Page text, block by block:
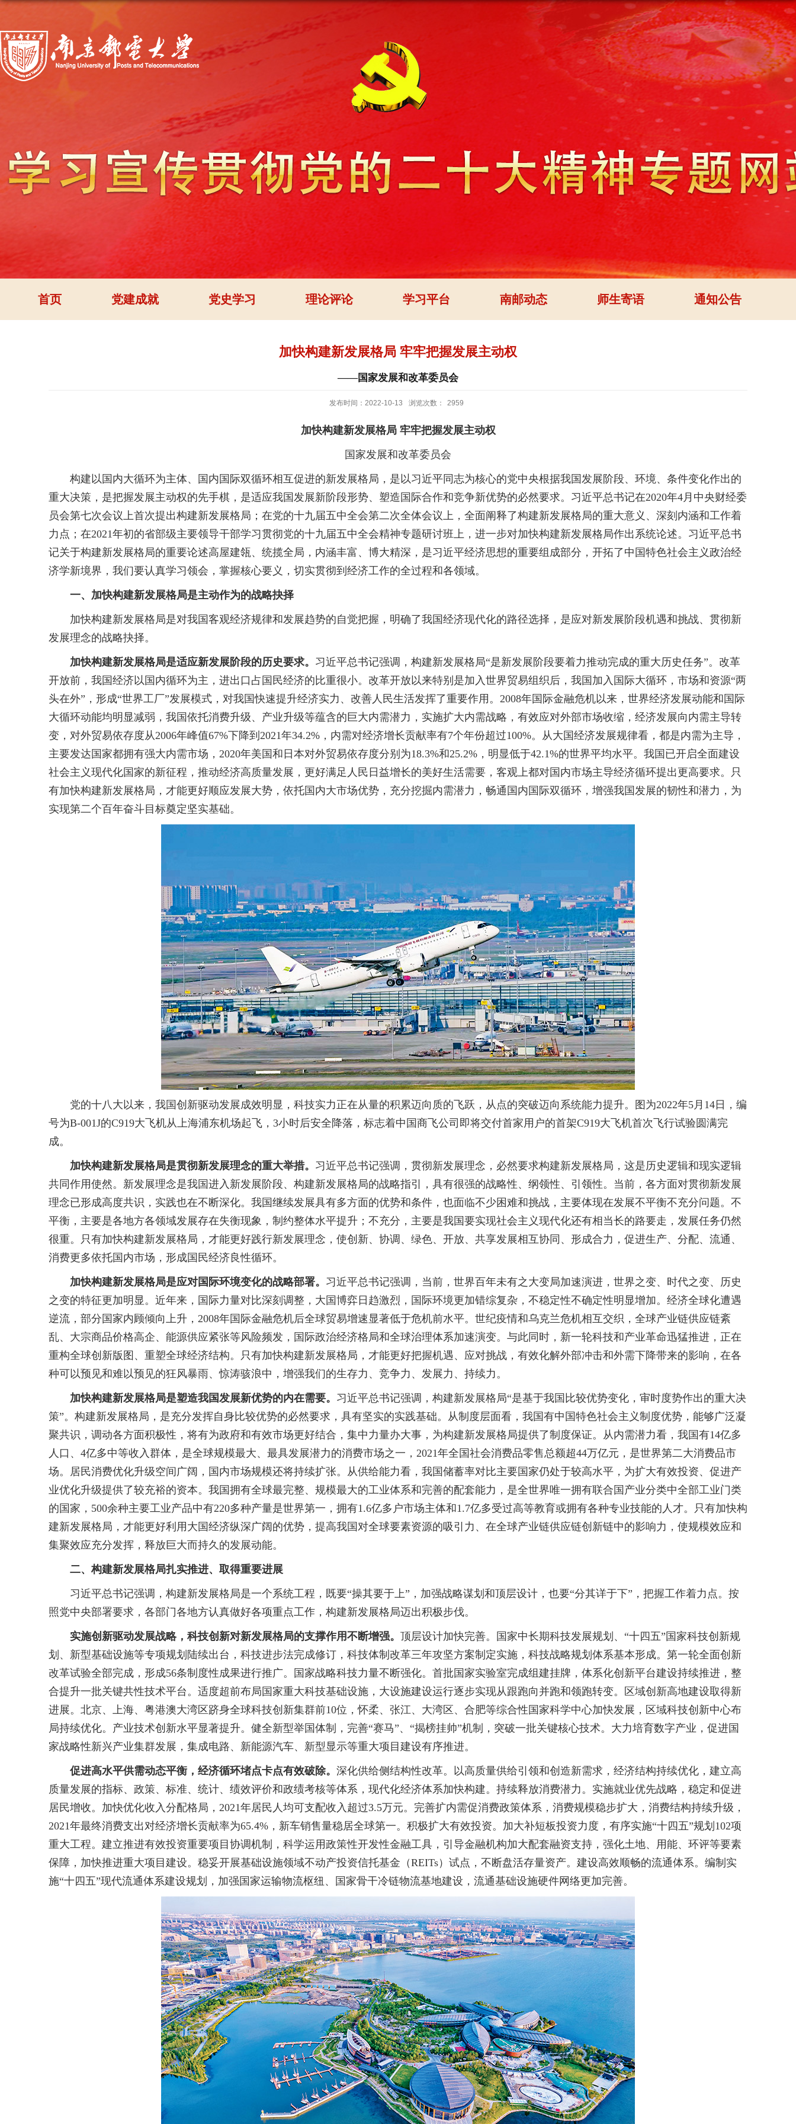
首页 党建成就 党史学习 理论评论 学习平台 南邮动态 师生寄语 通知公告
加快构建新发展格局 牢牢把握发展主动权
——国家发展和改革委员会
发布时间：2022-10-13 浏览次数： 2959
加快构建新发展格局 牢牢把握发展主动权
国家发展和改革委员会
构建以国内大循环为主体、国内国际双循环相互促进的新发展格局，是以习近平同志为核心的党中央根据我国发展阶段、环境、条件变化作出的
重大决策，是把握发展主动权的先手棋，是适应我国发展新阶段形势、塑造国际合作和竞争新优势的必然要求。习近平总书记在2020年4月中央财经委
员会第七次会议上首次提出构建新发展格局；在党的十九届五中全会第二次全体会议上，全面阐释了构建新发展格局的重大意义、深刻内涵和工作着
力点；在2021年初的省部级主要领导干部学习贯彻党的十九届五中全会精神专题研讨班上，进一步对加快构建新发展格局作出系统论述。习近平总书
记关于构建新发展格局的重要论述高屋建瓴、统揽全局，内涵丰富、博大精深，是习近平经济思想的重要组成部分，开拓了中国特色社会主义政治经
济学新境界，我们要认真学习领会，掌握核心要义，切实贯彻到经济工作的全过程和各领域。
一、加快构建新发展格局是主动作为的战略抉择
加快构建新发展格局是对我国客观经济规律和发展趋势的自觉把握，明确了我国经济现代化的路径选择，是应对新发展阶段机遇和挑战、贯彻新
发展理念的战略抉择。
加快构建新发展格局是适应新发展阶段的历史要求。 习近平总书记强调，构建新发展格局“是新发展阶段要着力推动完成的重大历史任务”。改革
开放前，我国经济以国内循环为主，进出口占国民经济的比重很小。改革开放以来特别是加入世界贸易组织后，我国加入国际大循环，市场和资源“两
头在外”，形成“世界工厂”发展模式，对我国快速提升经济实力、改善人民生活发挥了重要作用。2008年国际金融危机以来，世界经济发展动能和国际
大循环动能均明显减弱，我国依托消费升级、产业升级等蕴含的巨大内需潜力，实施扩大内需战略，有效应对外部市场收缩，经济发展向内需主导转
变，对外贸易依存度从2006年峰值67%下降到2021年34.2%，内需对经济增长贡献率有7个年份超过100%。从大国经济发展规律看，都是内需为主导，
主要发达国家都拥有强大内需市场，2020年美国和日本对外贸易依存度分别为18.3%和25.2%，明显低于42.1%的世界平均水平。我国已开启全面建设
社会主义现代化国家的新征程，推动经济高质量发展，更好满足人民日益增长的美好生活需要，客观上都对国内市场主导经济循环提出更高要求。只
有加快构建新发展格局，才能更好顺应发展大势，依托国内大市场优势，充分挖掘内需潜力，畅通国内国际双循环，增强我国发展的韧性和潜力，为
实现第二个百年奋斗目标奠定坚实基础。
党的十八大以来，我国创新驱动发展成效明显，科技实力正在从量的积累迈向质的飞跃，从点的突破迈向系统能力提升。图为2022年5月14日，编
号为B-001J的C919大飞机从上海浦东机场起飞，3小时后安全降落，标志着中国商飞公司即将交付首家用户的首架C919大飞机首次飞行试验圆满完
成。
加快构建新发展格局是贯彻新发展理念的重大举措。 习近平总书记强调，贯彻新发展理念，必然要求构建新发展格局，这是历史逻辑和现实逻辑
共同作用使然。新发展理念是我国进入新发展阶段、构建新发展格局的战略指引，具有很强的战略性、纲领性、引领性。当前，各方面对贯彻新发展
理念已形成高度共识，实践也在不断深化。我国继续发展具有多方面的优势和条件，也面临不少困难和挑战，主要体现在发展不平衡不充分问题。不
平衡，主要是各地方各领域发展存在失衡现象，制约整体水平提升；不充分，主要是我国要实现社会主义现代化还有相当长的路要走，发展任务仍然
很重。只有加快构建新发展格局，才能更好践行新发展理念，使创新、协调、绿色、开放、共享发展相互协同、形成合力，促进生产、分配、流通、
消费更多依托国内市场，形成国民经济良性循环。
加快构建新发展格局是应对国际环境变化的战略部署。 习近平总书记强调，当前，世界百年未有之大变局加速演进，世界之变、时代之变、历史
之变的特征更加明显。近年来，国际力量对比深刻调整，大国博弈日趋激烈，国际环境更加错综复杂，不稳定性不确定性明显增加。经济全球化遭遇
逆流，部分国家内顾倾向上升，2008年国际金融危机后全球贸易增速显著低于危机前水平。世纪疫情和乌克兰危机相互交织，全球产业链供应链紊
乱、大宗商品价格高企、能源供应紧张等风险频发，国际政治经济格局和全球治理体系加速演变。与此同时，新一轮科技和产业革命迅猛推进，正在
重构全球创新版图、重塑全球经济结构。只有加快构建新发展格局，才能更好把握机遇、应对挑战，有效化解外部冲击和外需下降带来的影响，在各
种可以预见和难以预见的狂风暴雨、惊涛骇浪中，增强我们的生存力、竞争力、发展力、持续力。
加快构建新发展格局是塑造我国发展新优势的内在需要。 习近平总书记强调，构建新发展格局“是基于我国比较优势变化，审时度势作出的重大决
策”。构建新发展格局，是充分发挥自身比较优势的必然要求，具有坚实的实践基础。从制度层面看，我国有中国特色社会主义制度优势，能够广泛凝
聚共识，调动各方面积极性，将有为政府和有效市场更好结合，集中力量办大事，为构建新发展格局提供了制度保证。从内需潜力看，我国有14亿多
人口、4亿多中等收入群体，是全球规模最大、最具发展潜力的消费市场之一，2021年全国社会消费品零售总额超44万亿元，是世界第二大消费品市
场。居民消费优化升级空间广阔，国内市场规模还将持续扩张。从供给能力看，我国储蓄率对比主要国家仍处于较高水平，为扩大有效投资、促进产
业优化升级提供了较充裕的资本。我国拥有全球最完整、规模最大的工业体系和完善的配套能力，是全世界唯一拥有联合国产业分类中全部工业门类
的国家，500余种主要工业产品中有220多种产量是世界第一，拥有1.6亿多户市场主体和1.7亿多受过高等教育或拥有各种专业技能的人才。只有加快构
建新发展格局，才能更好利用大国经济纵深广阔的优势，提高我国对全球要素资源的吸引力、在全球产业链供应链创新链中的影响力，使规模效应和
集聚效应充分发挥，释放巨大而持久的发展动能。
二、构建新发展格局扎实推进、取得重要进展
习近平总书记强调，构建新发展格局是一个系统工程，既要“操其要于上”，加强战略谋划和顶层设计，也要“分其详于下”，把握工作着力点。按
照党中央部署要求，各部门各地方认真做好各项重点工作，构建新发展格局迈出积极步伐。
实施创新驱动发展战略，科技创新对新发展格局的支撑作用不断增强。 顶层设计加快完善。国家中长期科技发展规划、“十四五”国家科技创新规
划、新型基础设施等专项规划陆续出台，科技进步法完成修订，科技体制改革三年攻坚方案制定实施，科技战略规划体系基本形成。第一轮全面创新
改革试验全部完成，形成56条制度性成果进行推广。国家战略科技力量不断强化。首批国家实验室完成组建挂牌，体系化创新平台建设持续推进，整
合提升一批关键共性技术平台。适度超前布局国家重大科技基础设施，大设施建设运行逐步实现从跟跑向并跑和领跑转变。区域创新高地建设取得新
进展。北京、上海、粤港澳大湾区跻身全球科技创新集群前10位，怀柔、张江、大湾区、合肥等综合性国家科学中心加快发展，区域科技创新中心布
局持续优化。产业技术创新水平显著提升。健全新型举国体制，完善“赛马”、“揭榜挂帅”机制，突破一批关键核心技术。大力培育数字产业，促进国
家战略性新兴产业集群发展，集成电路、新能源汽车、新型显示等重大项目建设有序推进。
促进高水平供需动态平衡，经济循环堵点卡点有效破除。 深化供给侧结构性改革。以高质量供给引领和创造新需求，经济结构持续优化，建立高
质量发展的指标、政策、标准、统计、绩效评价和政绩考核等体系，现代化经济体系加快构建。持续释放消费潜力。实施就业优先战略，稳定和促进
居民增收。加快优化收入分配格局，2021年居民人均可支配收入超过3.5万元。完善扩内需促消费政策体系，消费规模稳步扩大，消费结构持续升级，
2021年最终消费支出对经济增长贡献率为65.4%，新车销售量稳居全球第一。积极扩大有效投资。加大补短板投资力度，有序实施“十四五”规划102项
重大工程。建立推进有效投资重要项目协调机制，科学运用政策性开发性金融工具，引导金融机构加大配套融资支持，强化土地、用能、环评等要素
保障，加快推进重大项目建设。稳妥开展基础设施领域不动产投资信托基金（REITs）试点，不断盘活存量资产。建设高效顺畅的流通体系。编制实
施“十四五”现代流通体系建设规划，加强国家运输物流枢纽、国家骨干冷链物流基地建设，流通基础设施硬件网络更加完善。